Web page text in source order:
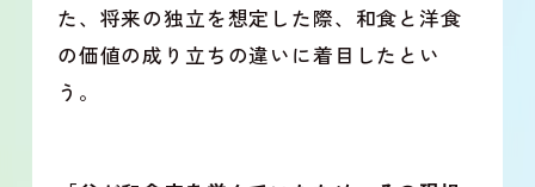
た、将来の独立を想定した際、和食と洋食
の価値の成り立ちの違いに着目したとい
う。